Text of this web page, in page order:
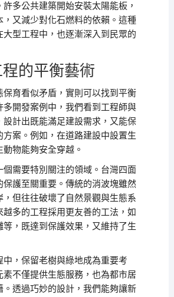
多公共建築開始安裝太陽能板，
，又減少對化石燃料的依賴。這種
大型工程中，也逐漸深入到民眾的
的平衡藝術
保育看似矛盾，實則可以找到平衡
多開發案例中，我們看到工程師與
設計出既能滿足建設需求，又能保
方案。例如，在道路建設中設置生
物能夠安全穿越。
個需要特別關注的領域。台灣四面
保護至關重要。傳統的消波塊雖然
，但往往破壞了自然景觀與生態系
越多的工程採用更友善的工法，如
等，既達到保護效果，又維持了生
中，保留老樹與綠地成為重要考
素不僅提供生態服務，也為都市居
。透過巧妙的設計，我們能夠讓新